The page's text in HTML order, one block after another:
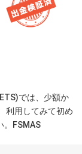
では、少額か
利用してみて初め
。FSMAS